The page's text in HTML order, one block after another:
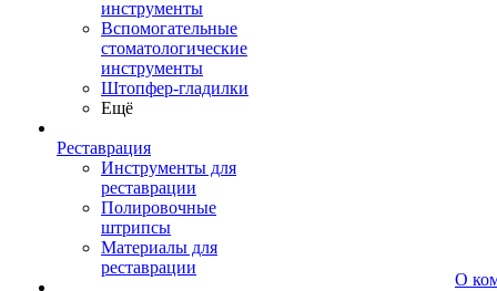
инструменты
Вспомогательные
стоматологические
инструменты
Штопфер-гладилки
Ещё
Реставрация
Инструменты для
реставрации
Полировочные
штрипсы
Материалы для
реставрации
О